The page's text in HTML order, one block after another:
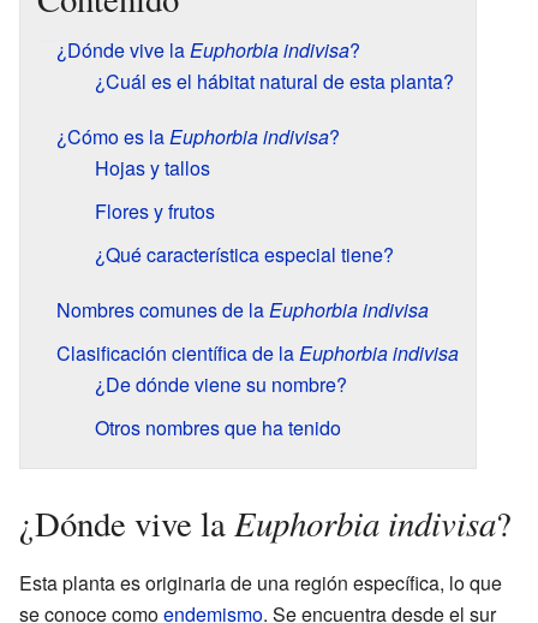
¿Dónde vive laEuphorbia indivisa?
¿Cuál es el hábitat natural de esta planta?
¿Cómo es laEuphorbia indivisa?
Hojas y tallos
Flores y frutos
¿Qué característica especial tiene?
Nombres comunes de laEuphorbia indivisa
Clasificación científica de laEuphorbia indivisa
¿De dónde viene su nombre?
Otros nombres que ha tenido
¿Dónde vive la Euphorbia indivisa?
Esta planta es originaria de una región específica, lo que
se conoce comoendemismo. Se encuentra desde el sur